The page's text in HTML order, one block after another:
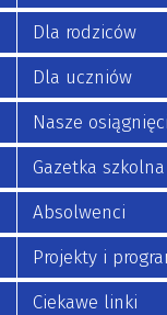
Dla rodziców
Dla uczniów
Nasze
Gazetka szkolna
Absolwenci
Projekty i
Ciekawe linki